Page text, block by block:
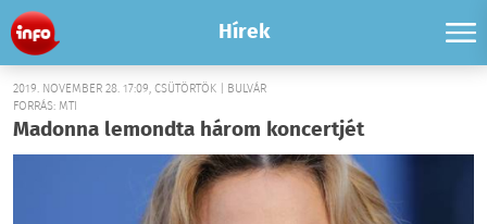
Hírek
2019. NOVEMBER 28. 17:09, CSÜTÖRTÖK | BULVÁR
FORRÁS: MTI
Madonna lemondta három koncertjét